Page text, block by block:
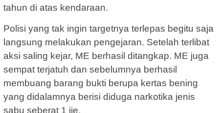
tahun di atas kendaraan.
Polisi yang tak ingin targetnya terlepas begitu saja
langsung melakukan pengejaran. Setelah terlibat
aksi saling kejar, ME berhasil ditangkap. ME juga
sempat terjatuh dan sebelumnya berhasil
membuang barang bukti berupa kertas bening
yang didalamnya berisi diduga narkotika jenis
sabu seberat 1 jie.